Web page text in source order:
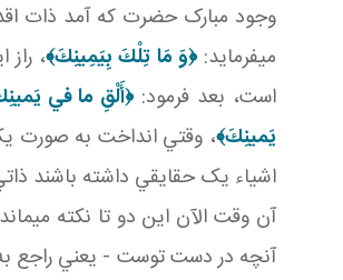
وجود مبارک حضرت که آمد ذات
مي فرمايد:﴿وَ مَا تِلْكَ بِيَمِينِكَ﴾،
است، بعد فرمود:﴿أَلْقِ ما في‏
يَمينِكَ‏﴾، وقتي انداخت به صورت
اشياء يک حقايقي داشته باشند
آن وقت الآن اين دو تا نکته مي
آنچه در دست توست - يعني راجع